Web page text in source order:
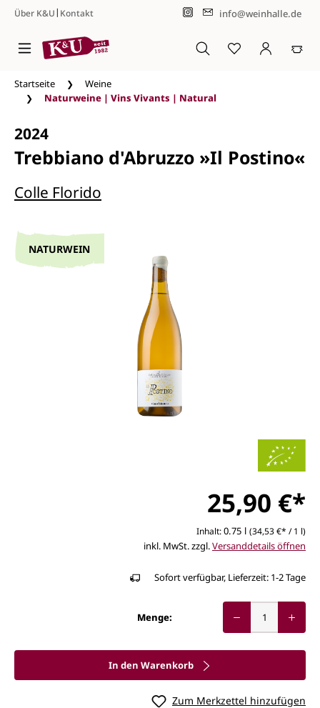
Zum Hauptinhalt springen
Über K&U| Kontakt info@weinhalle.de
Startseite
Weine
Naturweine | Vins Vivants | Natural
2024
Trebbiano d'Abruzzo »Il Postino«
Colle Florido
Bildergalerie überspringen
NATURWEIN
25,90 €*
Inhalt:0.75 l (34,53 €* / 1 l)
inkl. MwSt. zzgl.Versanddetails öffnen
Sofort verfügbar, Lieferzeit: 1-2 Tage
Menge:
In den Warenkorb
Zum Merkzettel hinzufügen